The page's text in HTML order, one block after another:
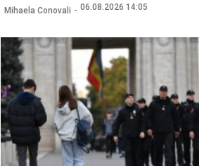
Mihaela Conovali 06.08.2026 14:05